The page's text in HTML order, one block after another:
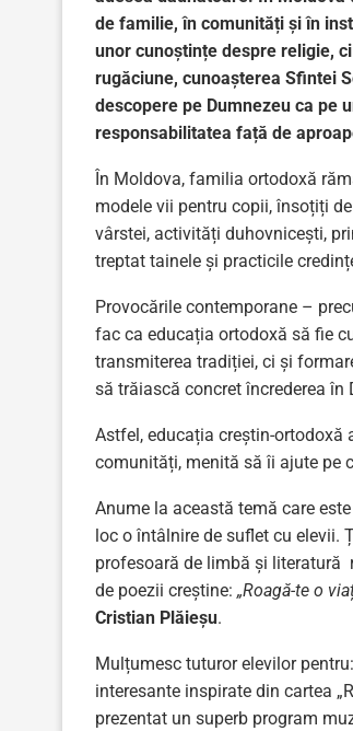
de familie, în comunități și în
unor cunoștințe despre religie,
rugăciune, cunoașterea Sfintei
descopere pe Dumnezeu ca pe
responsabilitatea față de
În Moldova, familia ortodoxă
modele vii pentru copii, însoțiți
vârstei, activități duhovnicești,
treptat tainele și practicile
Provocările contemporane –
fac ca educația ortodoxă să fie
transmiterea tradiției, ci și
să trăiască concret încrederea
Astfel, educația creștin-
comunități, menită să îi ajute pe
Anume la această temă care
loc o întâlnire de suflet cu elevii.
profesoară de limbă și literatură
de poezii creștine: „Roagă-te o
Cristian Plăieșu.
Mulțumesc tuturor elevilor
interesante inspirate din cartea
prezentat un superb program